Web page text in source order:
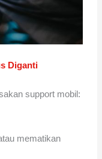
Diganti
support mobil:
mematikan